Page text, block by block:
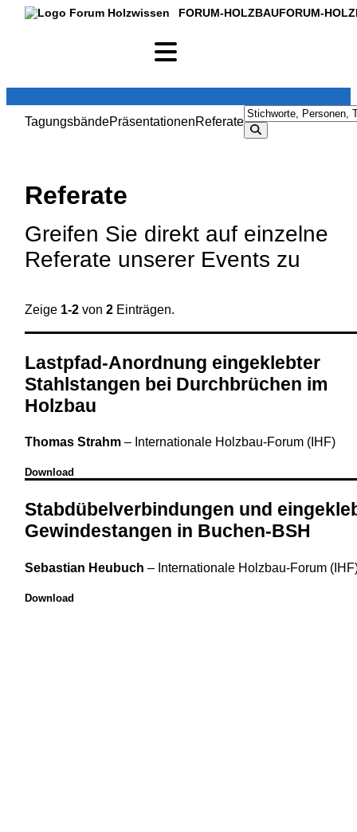
FORUM-HOLZBAUFORUM-
TagungsbändePräsentationenReferate
Referate
Greifen Sie direkt auf einzelne
Referate unserer Events zu
Zeige 1-2 von2 Einträgen.
Lastpfad-Anordnung eingeklebter
Stahlstangen bei Durchbrüchen im
Holzbau
Thomas Strahm – Internationale Holzbau-Forum (IHF)
Download
Stabdübelverbindungen und
Gewindestangen in Buchen-BSH
Sebastian Heubuch – Internationale Holzbau-Forum
Download